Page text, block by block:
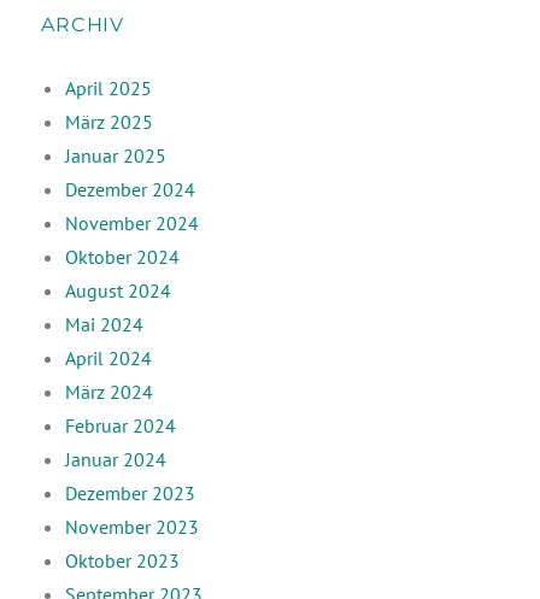
ARCHIV
April 2025
März 2025
Januar 2025
Dezember 2024
November 2024
Oktober 2024
August 2024
Mai 2024
April 2024
März 2024
Februar 2024
Januar 2024
Dezember 2023
November 2023
Oktober 2023